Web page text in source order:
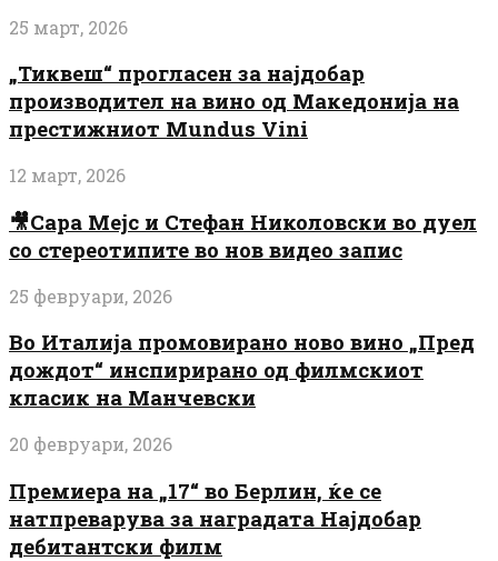
25 март, 2026
„Тиквеш“ прогласен за најдобар
производител на вино од Македонија на
престижниот Mundus Vini
12 март, 2026
🎥Сара Мејс и Стефан Николовски во дуел
со стереотипите во нов видео запис
25 февруари, 2026
Во Италија промовирано ново вино „Пред
дождот“ инспирирано од филмскиот
класик на Манчевски
20 февруари, 2026
Премиера на „17“ во Берлин, ќе се
натпреварува за наградата Најдобар
дебитантски филм